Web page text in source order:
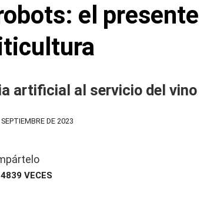
el presente
artificial al servicio del vino
DE 2023
4839 VECES